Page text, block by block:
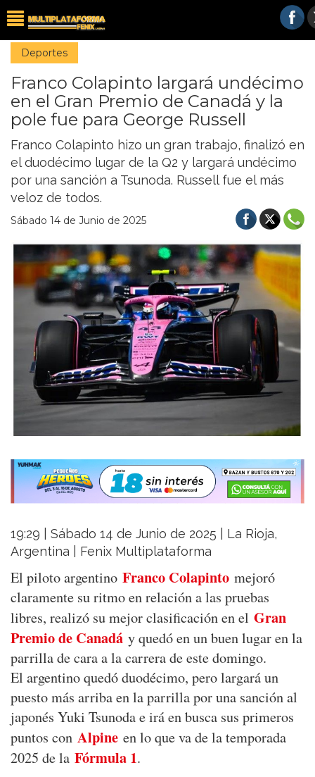
Deportes
Franco Colapinto largará undécimo
en el Gran Premio de Canadá y la
pole fue para George Russell
Franco Colapinto hizo un gran trabajo, finalizó en
el duodécimo lugar de la Q2 y largará undécimo
por una sanción a Tsunoda. Russell fue el más
veloz de todos.
Sábado 14 de Junio de 2025
19:29 | Sábado 14 de Junio de 2025 | La Rioja,
Argentina | Fenix Multiplataforma
El piloto argentino Franco Colapinto mejoró
claramente su ritmo en relación a las pruebas
libres, realizó su mejor clasificación en el Gran
Premio de Canadá y quedó en un buen lugar en la
parrilla de cara a la carrera de este domingo.
El argentino quedó duodécimo, pero largará un
puesto más arriba en la parrilla por una sanción al
japonés Yuki Tsunoda e irá en busca sus primeros
puntos con Alpine en lo que va de la temporada
2025 de la Fórmula 1.